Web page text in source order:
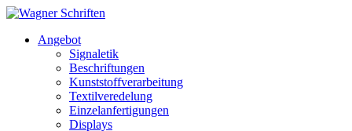
Hauptnavigation
Angebot
Signaletik
Beschriftungen
Kunststoffverarbeitung
Textilveredelung
Einzelanfertigungen
Displays